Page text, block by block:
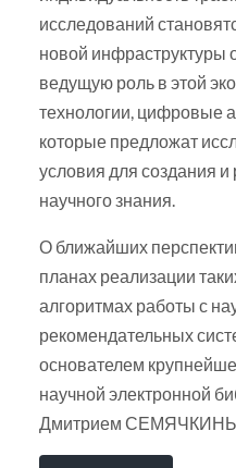
исследований
новой инфраструктуры
ведущую роль в этой
технологии, цифровые
которые предложат
условия для создания
научного знания.
О ближайших
планах реализации
алгоритмах работы с
рекомендательных
основателем
научной электронной
Дмитрием